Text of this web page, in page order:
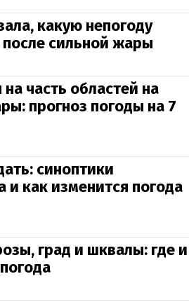
какую непогоду
сильной жары
часть областей на
прогноз погоды на 7
синоптики
и как изменится погода
град и шквалы: где и